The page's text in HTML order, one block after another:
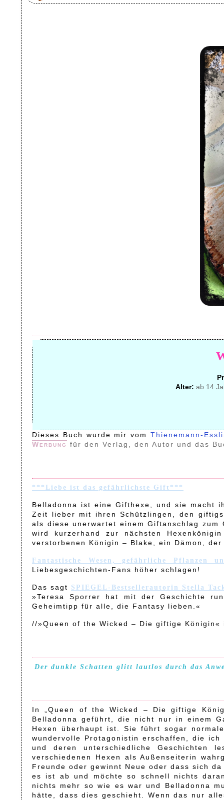
Alter: ab 14
Dieses Buch wurde mir vomThienemann-
Werbung für den Verlag, den Autor und das
***Liebe ist das gefährlichste Gift***
Belladonna ist eine Gifthexe, und sie macht
Zeit lieber mit ihren Schützlingen, den
als diese unerwartet einem Giftanschlag
wird kurzerhand zur nächsten
verstorbenen Königin – Blake, ein Dämon,
Fantastische Wesen, gefährliche Pflanzen
Liebesgeschichten-Fans höher schlagen!
Das sagt SPIEGEL-Bestsellerautorin Stella
»Teresa Sporrer hat mit der Geschichte
Geheimtipp für alle, die Fantasy lieben.«
//»Queen of the Wicked – Die giftige
Der dunkle Schatten glitt lautlos durch das
In „Queen of the Wicked – Die giftige
Belladonna geführt, die nicht nur in einem
Hexen überhaupt ist. Sie führt sogar
wundervolle Protagonistin erschaffen, die
und deren unterschiedliche Geschichten
verschiedenen Hexen als Außenseiterin
Freunde oder gewinnt Neue oder dass sich
es ist ab und möchte so schnell nichts
nichts mehr so wie es war und Belladonna
hätte, dass dies geschieht. Wenn das nur